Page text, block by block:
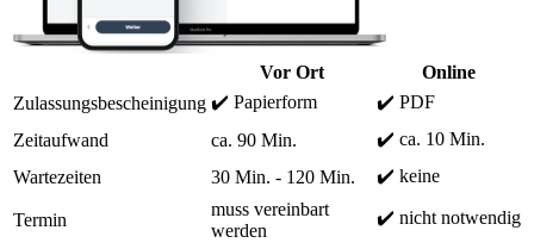
Vor Ort
Online
Zulassungsbescheinigung ✔️ Papierform
✔️ PDF
Zeitaufwand
ca. 90 Min.
✔️ ca. 10 Min.
Wartezeiten
30 Min. - 120 Min. ✔️ keine
Termin
muss vereinbart
werden
✔️ nicht notwendig